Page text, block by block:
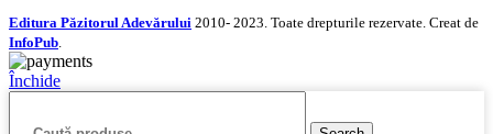
Editura Păzitorul Adevărului 2010- 2023. Toate drepturile rezervate. Creat de
InfoPub.
Închide